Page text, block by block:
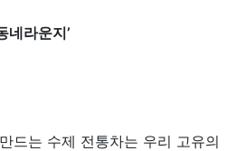
네라운지’
드는 수제 전통차는 우리 고유의